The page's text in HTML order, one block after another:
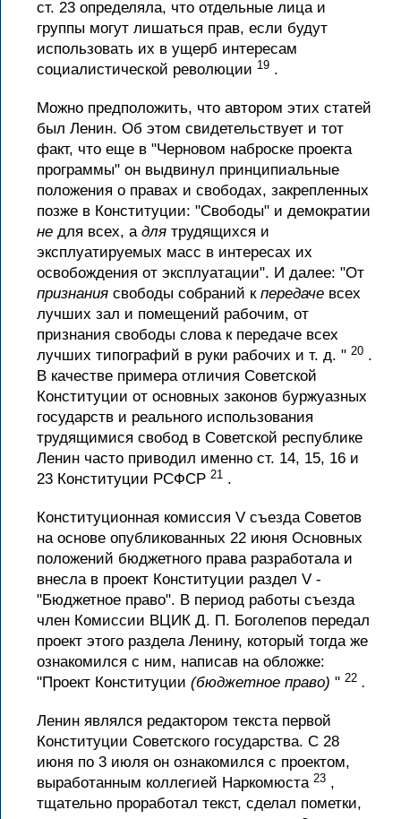
ст. 23 определяла, что отдельные лица и
группы могут лишаться прав, если будут
использовать их в ущерб интересам
социалистической революции 19 .
Можно предположить, что автором этих статей
был Ленин. Об этом свидетельствует и тот
факт, что еще в "Черновом наброске проекта
программы" он выдвинул принципиальные
положения о правах и свободах, закрепленных
позже в Конституции: "Свободы" и демократии
не для всех, а для трудящихся и
эксплуатируемых масс в интересах их
освобождения от эксплуатации". И далее: "От
признания свободы собраний к передаче всех
лучших зал и помещений рабочим, от
признания свободы слова к передаче всех
лучших типографий в руки рабочих и т. д. " 20 .
В качестве примера отличия Советской
Конституции от основных законов буржуазных
государств и реального использования
трудящимися свобод в Советской республике
Ленин часто приводил именно ст. 14, 15, 16 и
23 Конституции РСФСР 21 .
Конституционная комиссия V съезда Советов
на основе опубликованных 22 июня Основных
положений бюджетного права разработала и
внесла в проект Конституции раздел V -
"Бюджетное право". В период работы съезда
член Комиссии ВЦИК Д. П. Боголепов передал
проект этого раздела Ленину, который тогда же
ознакомился с ним, написав на обложке:
"Проект Конституции (бюджетное право) " 22 .
Ленин являлся редактором текста первой
Конституции Советского государства. С 28
июня по 3 июля он ознакомился с проектом,
выработанным коллегией Наркомюста 23 ,
тщательно проработал текст, сделал пометки,